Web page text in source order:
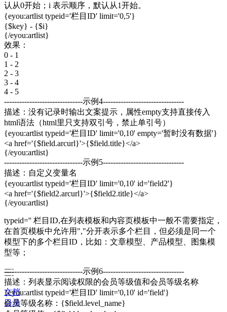
认从0开始；i 表示顺序，默认从1开始。
{eyou:artlist typeid='栏目ID' limit='0,5'}
{$key} - {$i}
{/eyou:artlist}
效果：
0 - 1
1 - 2
2 - 3
3 - 4
4 - 5
-------------------------------示例4--------------------------------
描述：没有记录时输出文案提示，属性empty支持直接传入
html语法（html里只支持双引号，禁止单引号）
{eyou:artlist typeid='栏目ID' limit='0,10' empty='暂时没有数据'}
<a href='{$field.arcurl}'>{$field.title}</a>
{/eyou:artlist}
-------------------------------示例5--------------------------------
描述：自定义变量名
{eyou:artlist typeid='栏目ID' limit='0,10' id='field2'}
<a href='{$field2.arcurl}'>{$field2.title}</a>
{/eyou:artlist}
typeid='' 栏目ID,在列表模板和内容页模板中一般不需要指定，
在首页模板中允许用","分开表示多个栏目，但必须是同一个
模型下的多个栏目ID，比如：文章模型、产品模型、图集模
型等；
-------------------------------示例6--------------------------------
描述：列表显示阅读权限的会员等级值和会员等级名称
{eyou:artlist typeid='栏目ID' limit='0,10' id='field'}
会员等级名称：{$field.level_name}
文档
目录